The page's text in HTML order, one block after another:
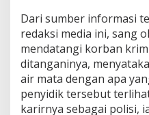
e
r
o
n
g
k
a
Dari sumber informasi
redaksi media ini, sang
mendatangi korban
ditanganinya,
air mata dengan apa
penyidik tersebut
karirnya sebagai polisi,